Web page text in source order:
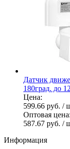
Датчик
180град. до
Цена:
599.66 руб. /
Оптовая цена:
587.67 руб. /
Информация